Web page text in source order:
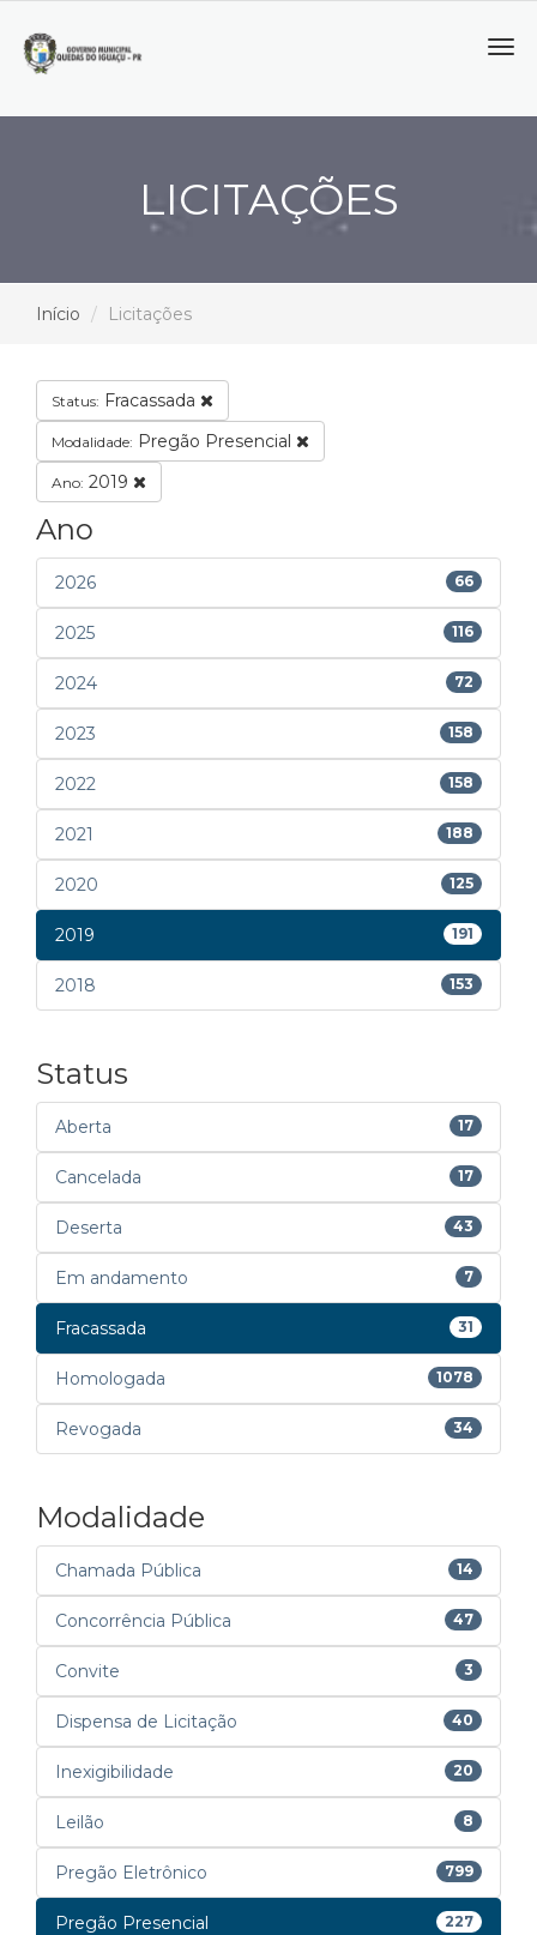
LICITAÇÕES
Início Licitações
Status: Fracassada
Modalidade: Pregão Presencial
Ano: 2019
Ano
2026 66
2025 116
2024 72
2023 158
2022 158
2021 188
2020 125
2019 191
2018 153
Status
Aberta 17
Cancelada 17
Deserta 43
Em andamento 7
Fracassada 31
Homologada 1078
Revogada 34
Modalidade
Chamada Pública 14
Concorrência Pública 47
Convite 3
Dispensa de Licitação 40
Inexigibilidade 20
Leilão 8
Pregão Eletrônico 799
Pregão Presencial 227